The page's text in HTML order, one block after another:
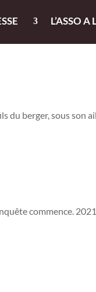
L’ASSO A
du berger, sous son
commence.